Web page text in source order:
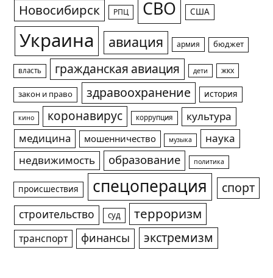
Новосибирск РПЦ СВО США
Украина авиация армия бюджет
власть гражданская авиация дети жкх
закон и право здравоохранение история
кино коронавирус коррупция
культура
медицина
мошенничество музыка
наука
недвижимость
образование политика
происшествия спецоперация спорт
строительство суд терроризм
транспорт финансы экстремизм